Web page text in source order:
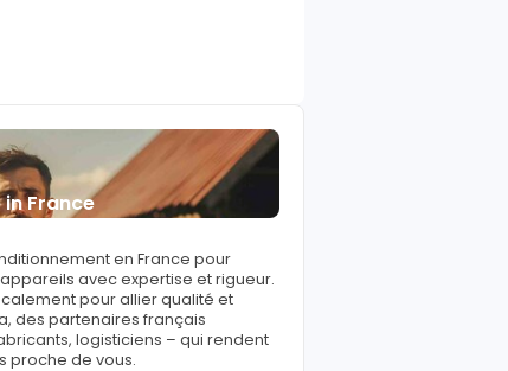
in France
en France pour
avec expertise et rigueur.
pour allier qualité et
des partenaires français
logisticiens – qui rendent
proche de vous.